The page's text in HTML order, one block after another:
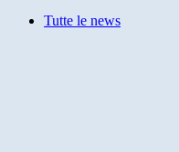
Tutte le news